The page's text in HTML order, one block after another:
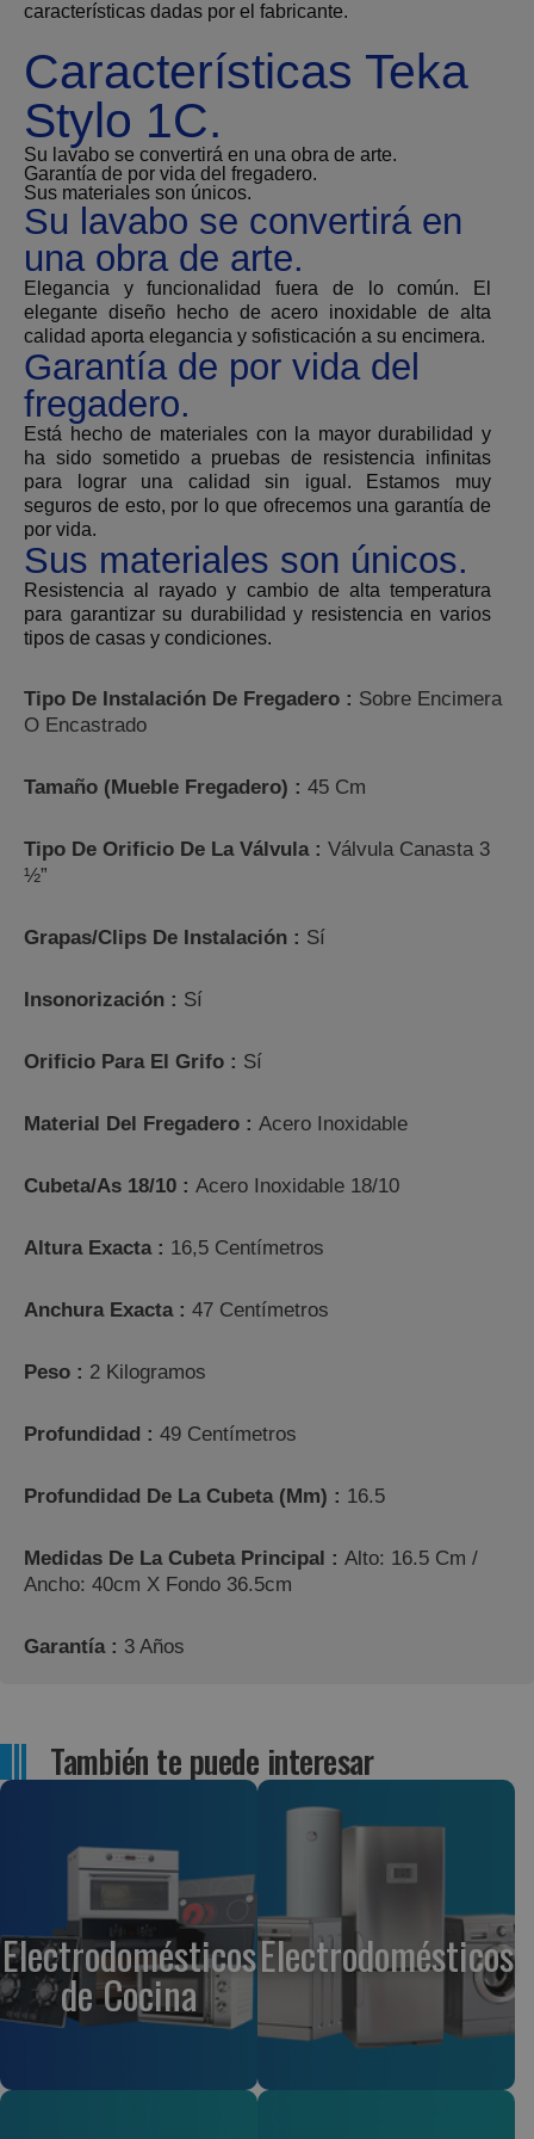
características dadas por el fabricante.
Características Teka
Stylo 1C.
Su lavabo se convertirá en una obra de arte.
Garantía de por vida del fregadero.
Sus materiales son únicos.
Su lavabo se convertirá en
una obra de arte.
Elegancia y funcionalidad fuera de lo común. El
elegante diseño hecho de acero inoxidable de alta
calidad aporta elegancia y sofisticación a su encimera.
Garantía de por vida del
fregadero.
Está hecho de materiales con la mayor durabilidad y
ha sido sometido a pruebas de resistencia infinitas
para lograr una calidad sin igual. Estamos muy
seguros de esto, por lo que ofrecemos una garantía de
por vida.
Sus materiales son únicos.
Resistencia al rayado y cambio de alta temperatura
para garantizar su durabilidad y resistencia en varios
tipos de casas y condiciones.
Tipo De Instalación De Fregadero : Sobre Encimera
O Encastrado
Tamaño (Mueble Fregadero) : 45 Cm
Tipo De Orificio De La Válvula : Válvula Canasta 3
½”
Grapas/Clips De Instalación : Sí
Insonorización : Sí
Orificio Para El Grifo : Sí
Material Del Fregadero : Acero Inoxidable
Cubeta/as 18/10 : Acero Inoxidable 18/10
Altura Exacta : 16,5 Centímetros
Anchura Exacta : 47 Centímetros
Peso : 2 Kilogramos
Profundidad : 49 Centímetros
Profundidad De La Cubeta (mm) : 16.5
Medidas De La Cubeta Principal : Alto: 16.5 Cm /
Ancho: 40cm X Fondo 36.5cm
Garantía : 3 Años
También te puede interesar
Electrodomésticos
de Cocina
Electrodomésticos